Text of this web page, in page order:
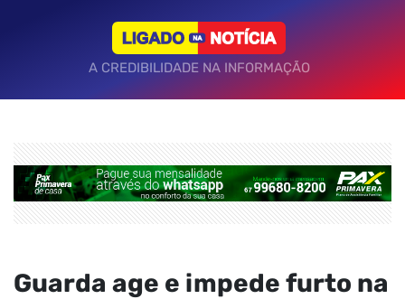
A CREDIBILIDADE NA INFORMAÇÃO
Guarda age e impede furto na